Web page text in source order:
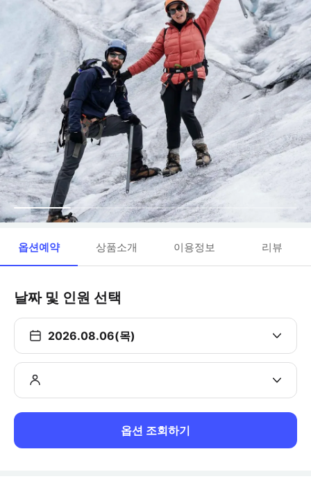
옵션예약 상품소개 이용정보 리뷰
날짜 및 인원 선택
2026.08.06(목)
옵션 조회하기